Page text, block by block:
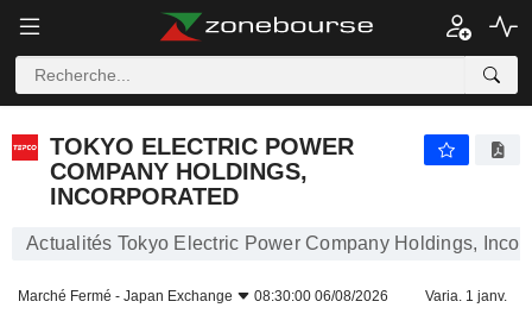
TOKYO ELECTRIC POWER
COMPANY HOLDINGS,
INCORPORATED
Actualités Tokyo Electric Power Company Holdings,
Marché Fermé - Japan Exchange 08:30:00 06/08/2026 Varia. 1 janv.